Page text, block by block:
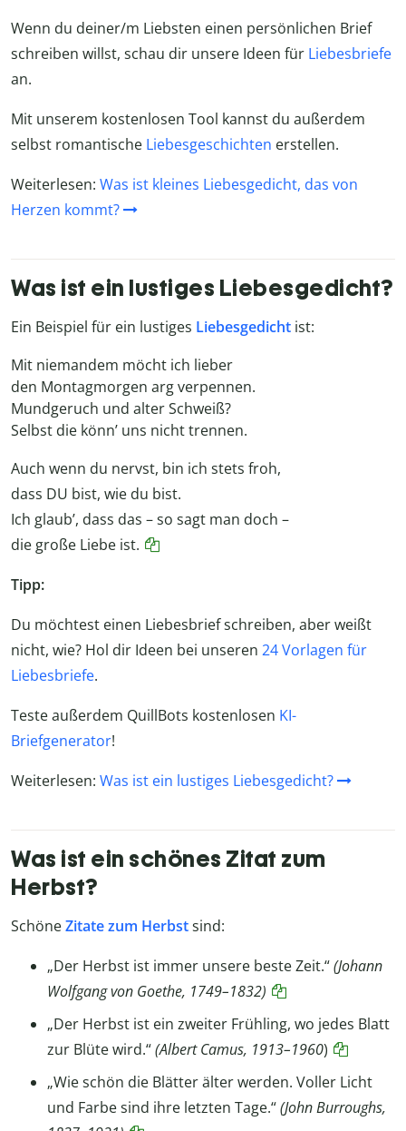
Wenn du deiner/m Liebsten einen persönlichen Brief
schreiben willst, schau dir unsere Ideen für Liebesbriefe
an.
Mit unserem kostenlosen Tool kannst du außerdem
selbst romantische Liebesgeschichten erstellen.
Weiterlesen: Was ist kleines Liebesgedicht, das von
Herzen kommt?
Was ist ein lustiges Liebesgedicht?
Ein Beispiel für ein lustiges Liebesgedicht ist:
Mit niemandem möcht ich lieber
den Montagmorgen arg verpennen.
Mundgeruch und alter Schweiß?
Selbst die könn’ uns nicht trennen.
Auch wenn du nervst, bin ich stets froh,
dass DU bist, wie du bist.
Ich glaub’, dass das – so sagt man doch –
die große Liebe ist.
Tipp:
Du möchtest einen Liebesbrief schreiben, aber weißt
nicht, wie? Hol dir Ideen bei unseren 24 Vorlagen für
Liebesbriefe.
Teste außerdem QuillBots kostenlosen KI-
Briefgenerator!
Weiterlesen: Was ist ein lustiges Liebesgedicht?
Was ist ein schönes Zitat zum
Herbst?
SchöneZitate zum Herbstsind:
„Der Herbst ist immer unsere beste Zeit.“(Johann
Wolfgang von Goethe, 1749–1832)
„Der Herbst ist ein zweiter Frühling, wo jedes Blatt
zur Blüte wird.“(Albert Camus, 1913–1960)
„Wie schön die Blätter älter werden. Voller Licht
und Farbe sind ihre letzten Tage.“(John Burroughs,